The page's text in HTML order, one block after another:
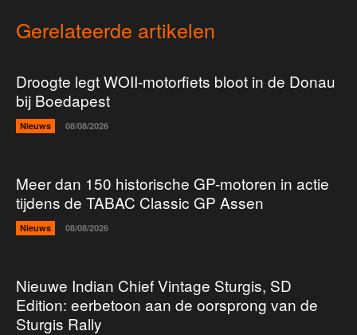
Gerelateerde artikelen
Droogte legt WOII-motorfiets bloot in de Donau
bij Boedapest
Nieuws 08/08/2026
Meer dan 150 historische GP-motoren in actie
tijdens de TABAC Classic GP Assen
Nieuws 08/08/2026
Nieuwe Indian Chief Vintage Sturgis, SD
Edition: eerbetoon aan de oorsprong van de
Sturgis Rally